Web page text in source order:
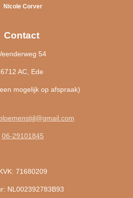
Nicole Corver
Contact
54
6712 AC, Ede
mogelijk op afspraak)
06-29101845
71680209
NL002392783B93